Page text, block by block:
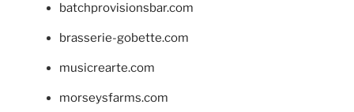
batchprovisionsbar.com
brasserie-gobette.com
musicrearte.com
morseysfarms.com